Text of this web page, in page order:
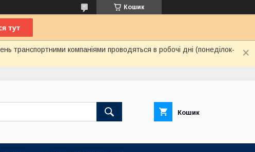
Кошик
транспортними компаніями проводяться в робочі дні (понеділок-
Кошик